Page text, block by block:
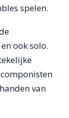
spelen.
ook solo.
van